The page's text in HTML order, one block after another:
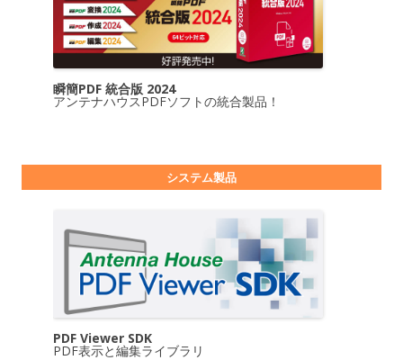
瞬簡PDF 統合版 2024
アンテナハウスPDFソフトの統合製品！
システム製品
PDF Viewer SDK
PDF表示と編集ライブラリ